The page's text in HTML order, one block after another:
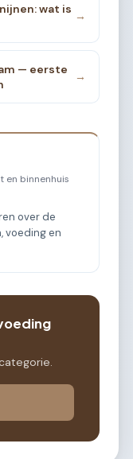
wat is
→
— eerste
→
en binnenhuis
over de
voeding en